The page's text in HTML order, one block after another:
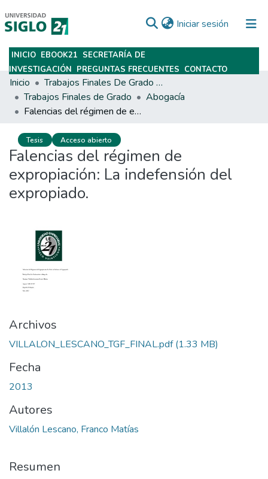
Iniciar sesión (current)
Subir
INICIO EBOOK21 SECRETARÍA DE
INVESTIGACIÓN PREGUNTAS FRECUENTES CONTACTO
Inicio
Trabajos Finales De Grado Y Posgrado
Trabajos Finales de Grado
Abogacía
Falencias del régimen de expropiación: La indefensión del expropiado.
Tesis Acceso abierto
Falencias del régimen de
expropiación: La indefensión del
expropiado.
Archivos
VILLALON_LESCANO_TGF_FINAL.pdf(1.33 MB)
Fecha
2013
Autores
Villalón Lescano, Franco Matías
Resumen